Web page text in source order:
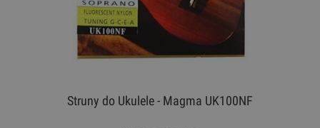
Struny do Ukulele - Magma UK100NF